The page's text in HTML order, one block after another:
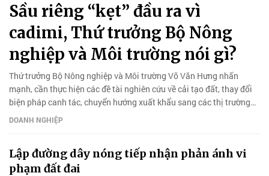
Sầu riêng “kẹt” đầu ra vì
cadimi, Thứ trưởng Bộ Nông
nghiệp và Môi trường nói gì?
Thứ trưởng Bộ Nông nghiệp và Môi trường Võ Văn Hưng nhấn
mạnh, cần thực hiện các đề tài nghiên cứu về cải tạo đất, thay đổi
biện pháp canh tác, chuyển hướng xuất khẩu sang các thị trường
khác.
DOANH NGHIỆP
Lập đường dây nóng tiếp nhận phản ánh vi
phạm đất đai